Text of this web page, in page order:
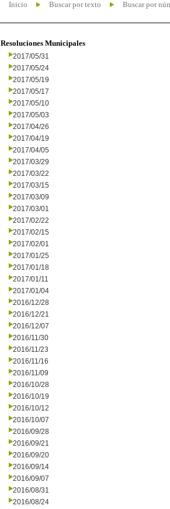
Inicio Buscar por texto Buscar por
Resoluciones Municipales
2017/05/31
2017/05/24
2017/05/19
2017/05/17
2017/05/10
2017/05/03
2017/04/26
2017/04/19
2017/04/05
2017/03/29
2017/03/22
2017/03/15
2017/03/09
2017/03/01
2017/02/22
2017/02/15
2017/02/01
2017/01/25
2017/01/18
2017/01/11
2017/01/04
2016/12/28
2016/12/21
2016/12/07
2016/11/30
2016/11/23
2016/11/16
2016/11/09
2016/10/28
2016/10/19
2016/10/12
2016/10/07
2016/09/28
2016/09/21
2016/09/20
2016/09/14
2016/09/07
2016/08/31
2016/08/24